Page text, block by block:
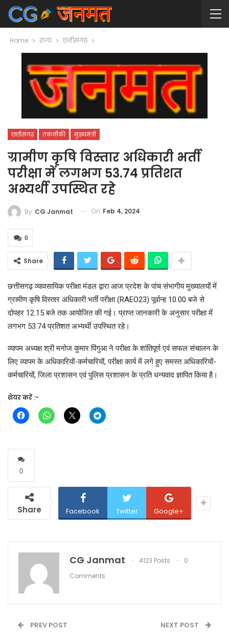
Home राज्य छत्तीसगढ़
छत्तीसगढ़ तकनीकी मुख्यमंत्री
ग्रामीण कृषि विस्तार अधिकारी भर्ती
परीक्षा में लगभग 53.74 प्रतिशत
अभ्यर्थी उपस्थित रहे
By CG Janmat On Feb 4, 2024
0
Share
छत्तीसगढ़ व्यावसायिक परीक्षा मंडल द्वारा आज प्रदेश के पांच संभागीय मुख्यालयों में
ग्रामीण कृषि विस्तार अधिकारी भर्ती परीक्षा (RAEO23) पूर्वान्ह 10.00 बजे से
दोपहर 12.15 बजे तक आयोजित की गई। प्राप्त जानकारी के अनुसार परीक्षा में
लगभग 53.74 प्रतिशत अभ्यर्थी उपस्थित रहे।
व्यापम अध्यक्ष श्री मनोज कुमार पिंगुआ ने परीक्षा के शांतिपूर्ण एवं सफल संचालन के
लिए व्यापम के अधिकारियों-कर्मचारियों, परीक्षा कार्य में लगे हुए समस्त अधिकारियों-
कर्मचारियों, जिला प्रशासन एवं पुलिस प्रशासन के प्रति धन्यवाद ज्ञापित किया है।
शेयर करें :-
0
Share Facebook Twitter Google+
CG Janmat 4123 Posts
0
Comments
PREV POST NEXT POST